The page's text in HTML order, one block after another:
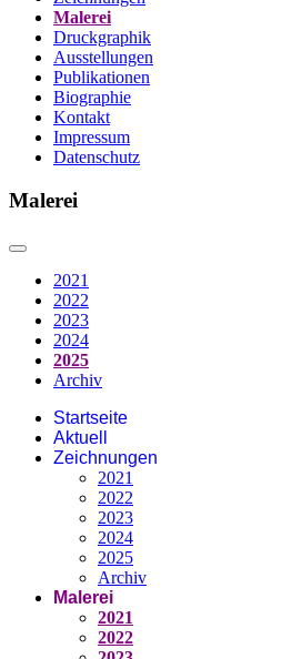
Malerei
Druckgraphik
Ausstellungen
Publikationen
Biographie
Kontakt
Impressum
Datenschutz
Malerei
2021
2022
2023
2024
2025
Archiv
Startseite
Aktuell
Zeichnungen
2021
2022
2023
2024
2025
Archiv
Malerei
2021
2022